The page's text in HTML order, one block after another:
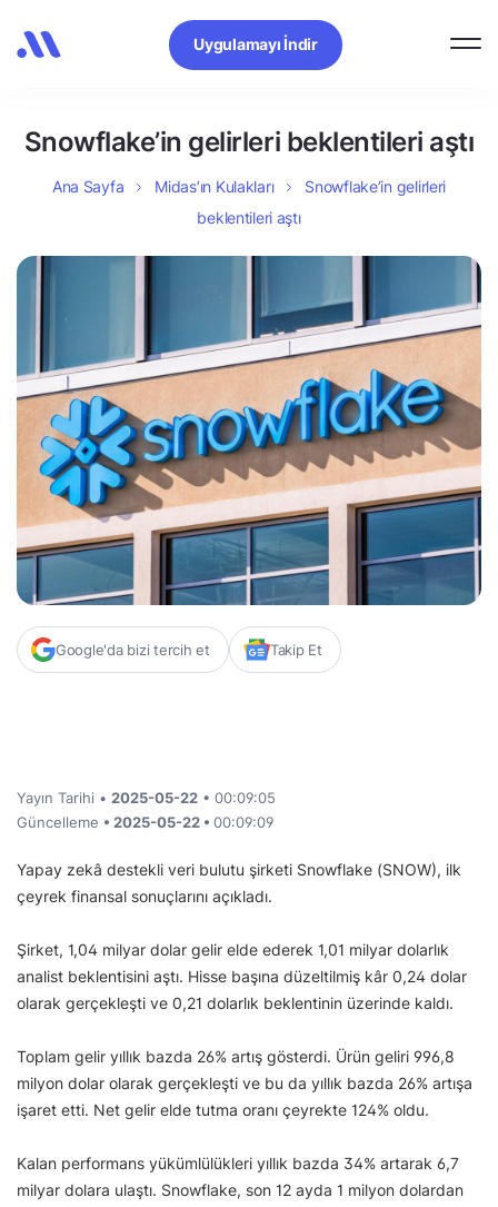
Uygulamayı İndir
Snowflake’in gelirleri beklentileri aştı
Ana Sayfa Midas’ın Kulakları
Snowflake’in gelirleri
beklentileri aştı
Google'da bizi tercih et Takip Et
Yayın Tarihi • 2025-05-22 • 00:09:05
Güncelleme • 2025-05-22 • 00:09:09
Yapay zekâ destekli veri bulutu şirketi Snowflake (SNOW), ilk
çeyrek finansal sonuçlarını açıkladı.
Şirket, 1,04 milyar dolar gelir elde ederek 1,01 milyar dolarlık
analist beklentisini aştı. Hisse başına düzeltilmiş kâr 0,24 dolar
olarak gerçekleşti ve 0,21 dolarlık beklentinin üzerinde kaldı.
Toplam gelir yıllık bazda 26% artış gösterdi. Ürün geliri 996,8
milyon dolar olarak gerçekleşti ve bu da yıllık bazda 26% artışa
işaret etti. Net gelir elde tutma oranı çeyrekte 124% oldu.
Kalan performans yükümlülükleri yıllık bazda 34% artarak 6,7
milyar dolara ulaştı. Snowflake, son 12 ayda 1 milyon dolardan